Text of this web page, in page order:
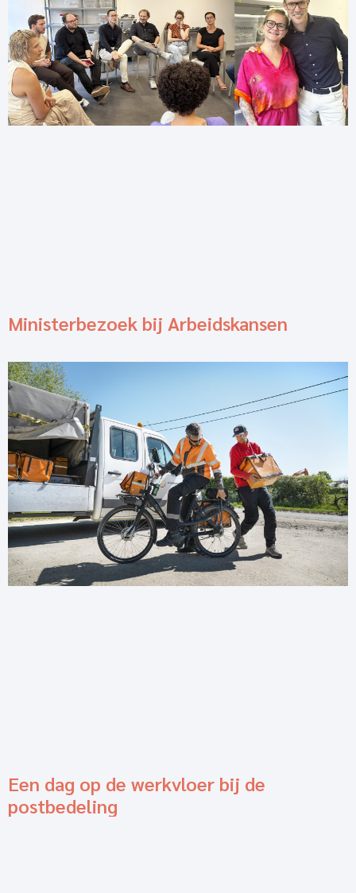
Ministerbezoek bij Arbeidskansen
Een dag op de werkvloer bij de
postbedeling